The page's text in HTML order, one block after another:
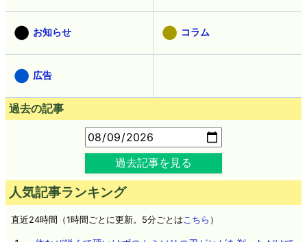
お知らせ コラム
広告
過去の記事
過去記事を見る
人気記事ランキング
直近24時間（1時間ごとに更新。5分ごとはこちら ）